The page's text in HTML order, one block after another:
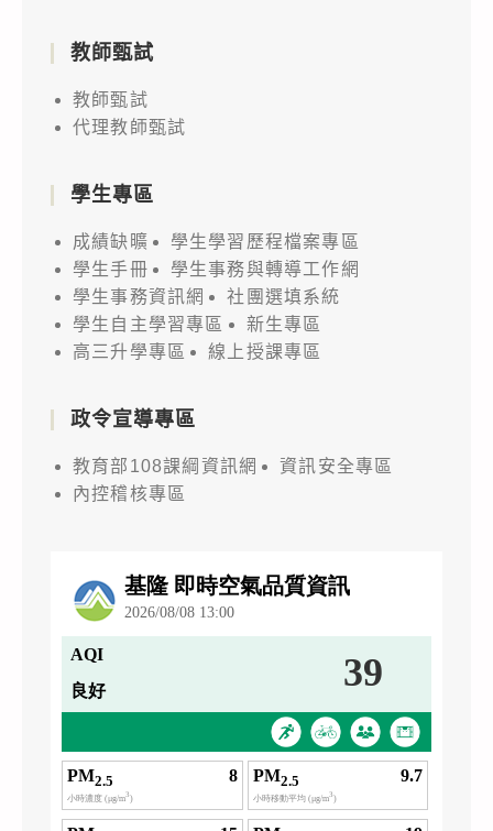
教師甄試
教師甄試
代理教師甄試
學生專區
成績缺曠
學生學習歷程檔案專區
學生手冊
學生事務與轉導工作網
學生事務資訊網
社團選填系統
學生自主學習專區
新生專區
高三升學專區
線上授課專區
政令宣導專區
教育部108課綱資訊網
資訊安全專區
內控稽核專區